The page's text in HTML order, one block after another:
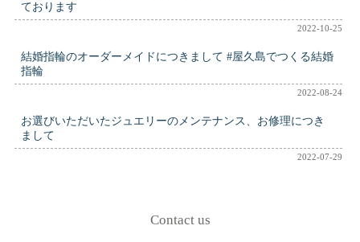
ております
2022-10-25
結婚指輪のオーダーメイドにつきまして #屋久島でつくる結婚
指輪
2022-08-24
お選びいただいたジュエリーのメンテナンス、お修理につき
まして
2022-07-29
Contact us